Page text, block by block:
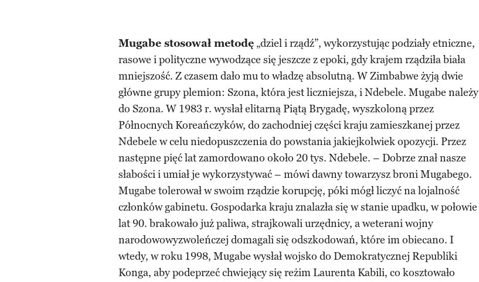
Mugabe stosował metodę „dziel i rządź”, wykorzystując podziały etniczne,
rasowe i polityczne wywodzące się jeszcze z epoki, gdy krajem rządziła biała
mniejszość. Z czasem dało mu to władzę absolutną. W Zimbabwe żyją dwie
główne grupy plemion: Szona, która jest liczniejsza, i Ndebele. Mugabe należy
do Szona. W 1983 r. wysłał elitarną Piątą Brygadę, wyszkoloną przez
Północnych Koreańczyków, do zachodniej części kraju zamieszkanej przez
Ndebele w celu niedopuszczenia do powstania jakiejkolwiek opozycji. Przez
następne pięć lat zamordowano około 20 tys. Ndebele. – Dobrze znał nasze
słabości i umiał je wykorzystywać – mówi dawny towarzysz broni Mugabego.
Mugabe tolerował w swoim rządzie korupcję, póki mógł liczyć na lojalność
członków gabinetu. Gospodarka kraju znalazła się w stanie upadku, w połowie
lat 90. brakowało już paliwa, strajkowali urzędnicy, a weterani wojny
narodowowyzwoleńczej domagali się odszkodowań, które im obiecano. I
wtedy, w roku 1998, Mugabe wysłał wojsko do Demokratycznej Republiki
Konga, aby podeprzeć chwiejący się reżim Laurenta Kabili, co kosztowało